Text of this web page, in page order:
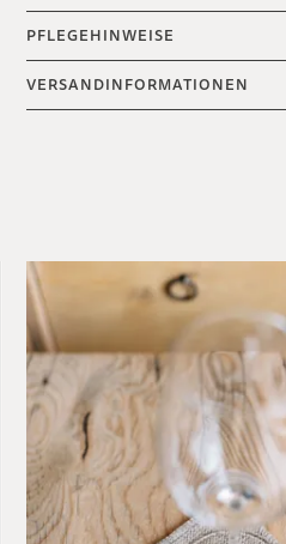
PFLEGEHINWEISE
VERSANDINFORMATIONEN